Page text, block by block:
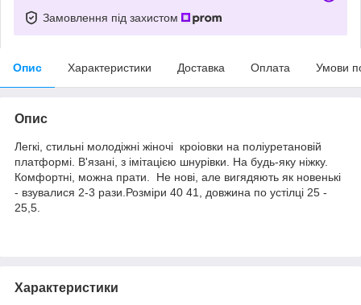
Замовлення під захистом
Опис Характеристики Доставка Оплата Умови
Опис
Легкі, стильні молодіжні жіночі кроіовки на поліуретановій
платформі. В'язані, з імітацією шнурівки. На будь-яку ніжку.
Комфортні, можна прати. Не нові, але вигядяють як новенькі
- взувалися 2-3 рази.Розміри 40 41, довжина по устілці 25 -
25,5.
Характеристики